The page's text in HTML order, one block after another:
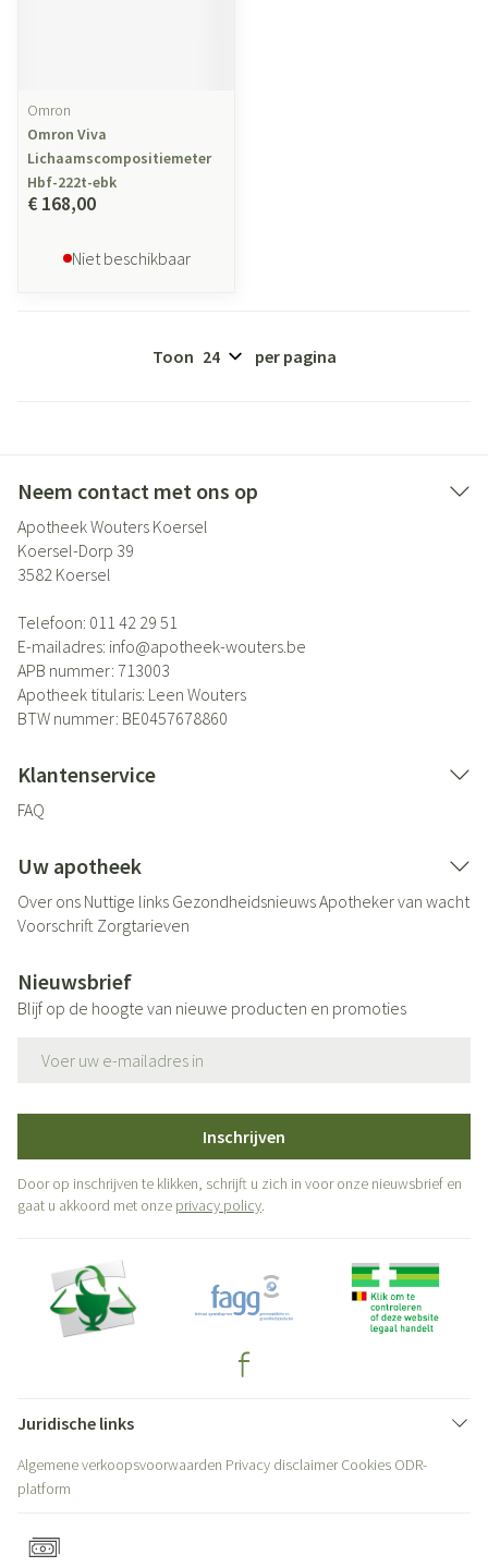
Omron
Omron Viva
Lichaamscompositiemeter
Hbf-222t-ebk
€ 168,00
Niet beschikbaar
Toon per pagina
Neem contact met ons op
Apotheek Wouters Koersel
Koersel-Dorp 39
3582 Koersel
Telefoon: 011 42 29 51
E-mailadres: info@apotheek-wouters.be
APB nummer: 713003
Apotheek titularis: Leen Wouters
BTW nummer: BE0457678860
Klantenservice
FAQ
Uw apotheek
Over ons Nuttige links GezondheidsnieuwsApotheker van wacht
Voorschrift Zorgtarieven
Nieuwsbrief
Blijf op de hoogte van nieuwe producten en promoties
Inschrijven
Door op inschrijven te klikken, schrijft u zich in voor onze nieuwsbrief en
gaat u akkoord met onze privacy policy.
Juridische links
Algemene verkoopsvoorwaarden Privacy disclaimer Cookies ODR-
platform